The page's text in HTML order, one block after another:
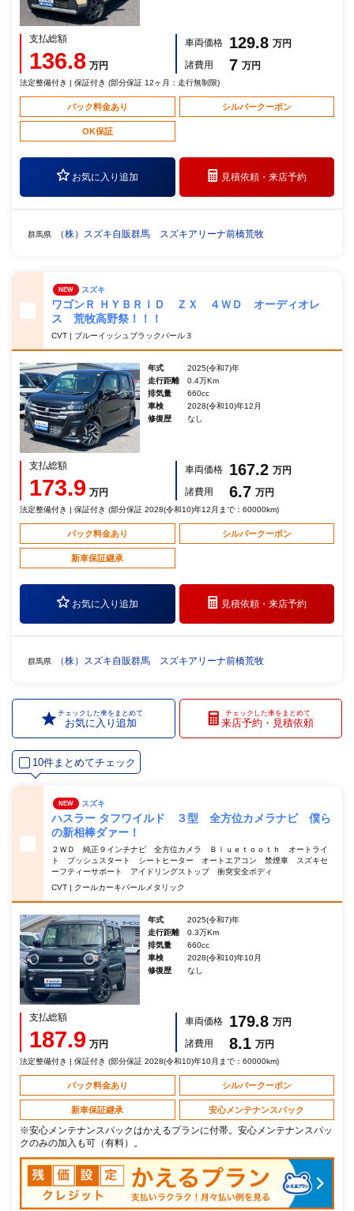
支払総額
136.8 万円
車両価格 129.8 万円
諸費用
7 万円
法定整備付き | 保証付き (部分保証 12ヶ月：走行無制限)
パック料金あり シルバークーポン
OK保証
お気に入り追加 見積依頼・来店予約
群馬県 （株）スズキ自販群馬 スズキアリーナ前橋荒牧
NEW スズキ
ワゴンＲ ＨＹＢＲＩＤ ＺＸ ４ＷＤ オーディオレ
ス 荒牧高野祭！！！
CVT | ブルーイッシュブラックパール３
年式
2025(令和7)年
走行距離
0.4万Km
排気量
660cc
車検
2028(令和10)年12月
修復歴
なし
支払総額
173.9 万円
車両価格 167.2 万円
諸費用
6.7 万円
法定整備付き | 保証付き (部分保証 2028(令和10)年12月まで：60000km)
パック料金あり シルバークーポン
新車保証継承
お気に入り追加 見積依頼・来店予約
群馬県 （株）スズキ自販群馬 スズキアリーナ前橋荒牧
チェックした車をまとめて
お気に入り追加
チェックした車をまとめて
来店予約・見積依頼
10件まとめてチェック
NEW スズキ
ハスラー タフワイルド ３型 全方位カメラナビ 僕ら
の新相棒ダァー！
２ＷＤ 純正９インチナビ 全方位カメラ Ｂｌｕｅｔｏｏｔｈ オートライ
ト プッシュスタート シートヒーター オートエアコン 禁煙車 スズキセ
ーフティーサポート アイドリングストップ 衝突安全ボディ
CVT | クールカーキパールメタリック
年式
2025(令和7)年
走行距離
0.3万Km
排気量
660cc
車検
2028(令和10)年10月
修復歴
なし
支払総額
187.9 万円
車両価格 179.8 万円
諸費用
8.1 万円
法定整備付き | 保証付き (部分保証 2028(令和10)年10月まで：60000km)
パック料金あり シルバークーポン
新車保証継承 安心メンテナンスパック
※安心メンテナンスパックはかえるプランに付帯。安心メンテナンスパッ
クのみの加入も可（有料）。